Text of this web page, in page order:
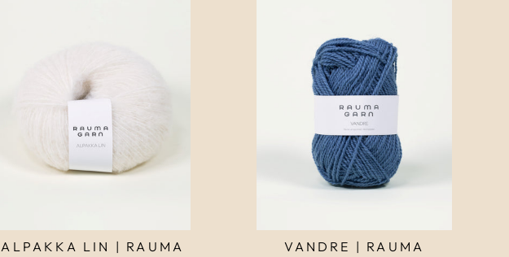
ALPAKKA LIN | RAUMA VANDRE | RAUMA